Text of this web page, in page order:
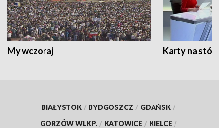
My wczoraj Karty na
BIAŁYSTOK / BYDGOSZCZ / GDAŃSK /
GORZÓW WLKP. / KATOWICE / KIELCE /